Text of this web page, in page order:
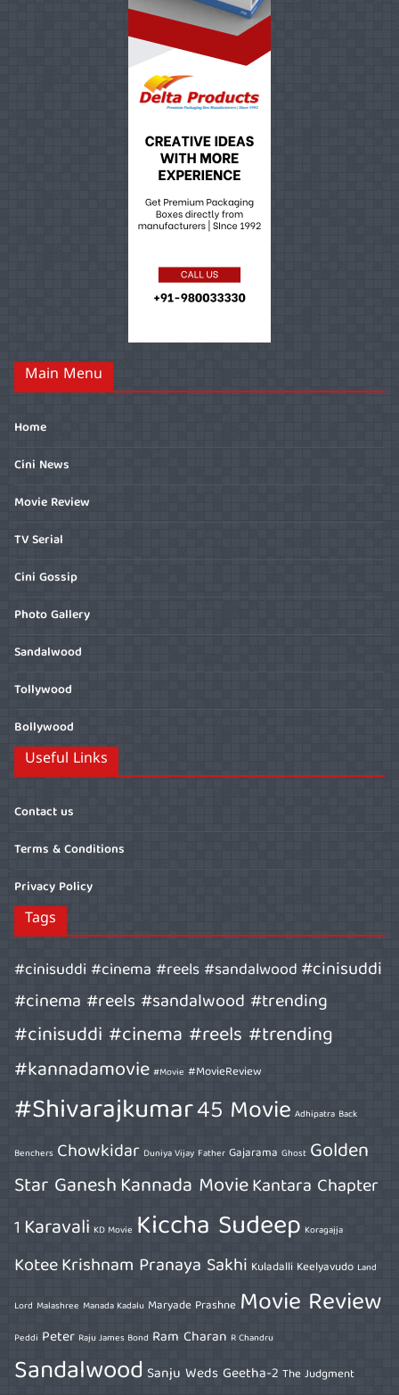
Main Menu
Home
Cini News
Movie Review
TV Serial
Cini Gossip
Photo Gallery
Sandalwood
Tollywood
Bollywood
Useful Links
Contact us
Terms & Conditions
Privacy Policy
Tags
#cinisuddi #cinema #reels #sandalwood#cinisuddi
#cinema #reels #sandalwood #trending
#cinisuddi #cinema #reels #trending
#kannadamovie #Movie #MovieReview
#Shivarajkumar45 Movie Adhipatra Back
Benchers Chowkidar Duniya Vijay Father Gajarama Ghost Golden
Star GaneshKannada MovieKantara Chapter
1 Karavali KD Movie Kiccha Sudeep Koragajja
KoteeKrishnam Pranaya Sakhi Kuladalli Keelyavudo Land
Lord Malashree Manada Kadalu Maryade Prashne Movie Review
Peddi Peter Raju James Bond Ram Charan R Chandru
Sandalwood Sanju Weds Geetha-2 The Judgment